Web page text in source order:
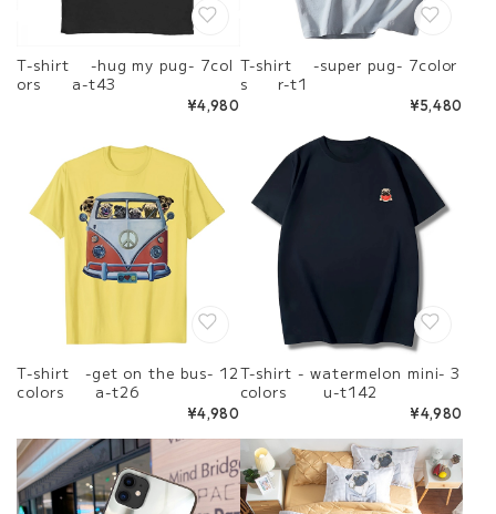
T-shirt -hug my pug- 7col
ors a-t43
¥4,980
T-shirt -super pug- 7color
s r-t1
¥5,480
T-shirt -get on the bus- 12
colors a-t26
¥4,980
T-shirt - watermelon mini- 3
colors u-t142
¥4,980